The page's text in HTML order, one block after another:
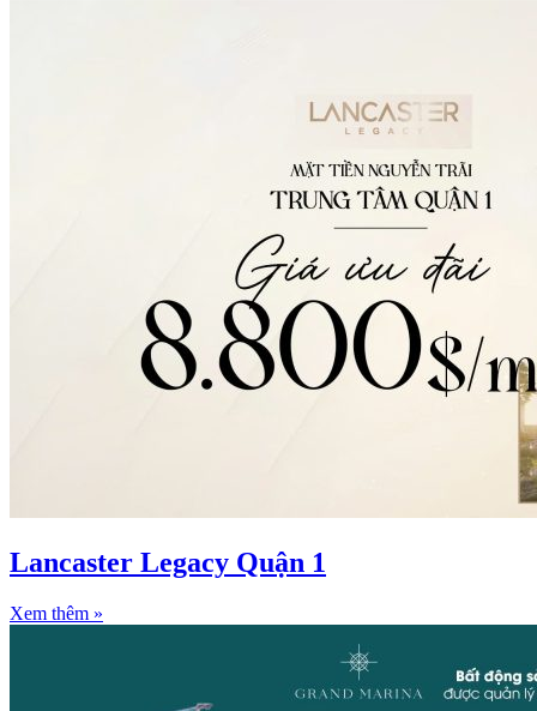
Lancaster Legacy Quận 1
Xem thêm »